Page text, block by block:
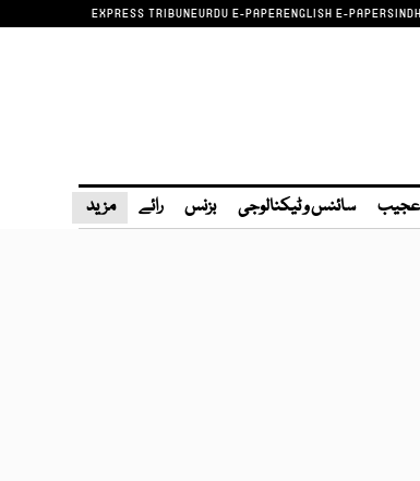
EXPRESS TRIBUNEURDU E-PAPERENGLISH E-PAPER
عجیب سائنس و ٹیکنالوجی بزنس رائے مزید